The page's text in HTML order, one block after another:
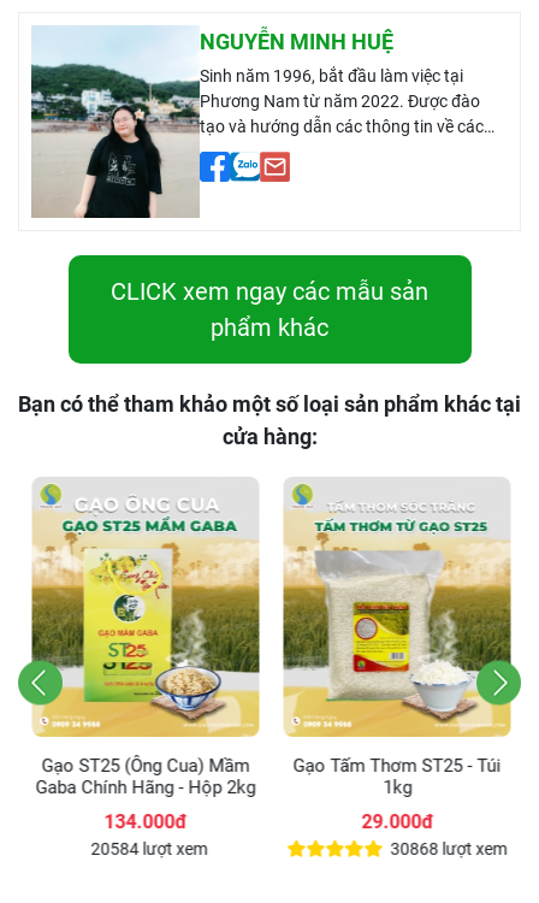
NGUYỄN MINH HUỆ
Sinh năm 1996, bắt đầu làm việc tại
Phương Nam từ năm 2022. Được đào
tạo và hướng dẫn các thông tin về các
loại gạo, các thông tin văn hoá, sức khoẻ
từ nhiều nhà cung cấp. Có kinh nghiệm 2
các loại gạo Ông Cua ST25, gạo lứt, gạo
CLICK xem ngay các mẫu sản
phẩm khác
Bạn có thể tham khảo một số loại sản phẩm khác tại
cửa hàng:
Gạo ST25 (Ông Cua) Mầm
Gaba Chính Hãng - Hộp 2kg
134.000đ
20584 lượt xem
Gạo Tấm Thơm ST25 - Túi
1kg
29.000đ
30868 lượt xem